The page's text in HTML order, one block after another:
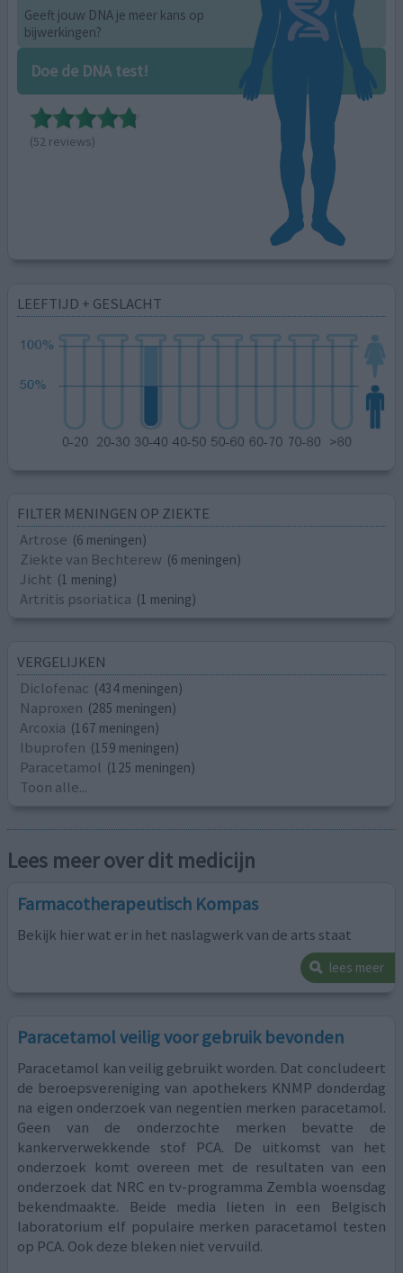
Geeft jouw DNA je meer kans op
bijwerkingen?
Doe de DNA test!
(52 reviews)
LEEFTIJD + GESLACHT
FILTER MENINGEN OP ZIEKTE
Artrose (6 meningen)
Ziekte van Bechterew (6 meningen)
Jicht (1 mening)
Artritis psoriatica (1 mening)
VERGELIJKEN
Diclofenac (434 meningen)
Naproxen (285 meningen)
Arcoxia (167 meningen)
Ibuprofen (159 meningen)
Paracetamol (125 meningen)
Toon alle...
Lees meer over dit medicijn
Farmacotherapeutisch Kompas
Bekijk hier wat er in het naslagwerk van de arts staat
lees meer
Paracetamol veilig voor gebruik bevonden
Paracetamol kan veilig gebruikt worden. Dat concludeert
de beroepsvereniging van apothekers KNMP donderdag
na eigen onderzoek van negentien merken paracetamol.
Geen van de onderzochte merken bevatte de
kankerverwekkende stof PCA. De uitkomst van het
onderzoek komt overeen met de resultaten van een
onderzoek dat NRC en tv-programma Zembla woensdag
bekendmaakte. Beide media lieten in een Belgisch
laboratorium elf populaire merken paracetamol testen
op PCA. Ook deze bleken niet vervuild.